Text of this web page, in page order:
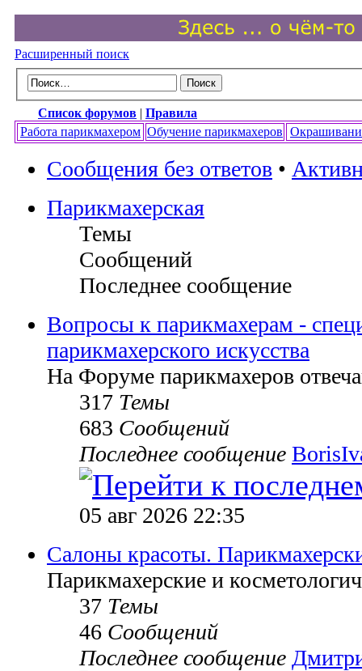
Расширенный поиск
Список форумов | Правила
Работа парикмахером Обучение парикмахеров
Сообщения без ответов •
Парикмахерская
Темы
Сообщений
Последнее сообщение
Вопросы к парикмахерам -
парикмахерского искусства
На Форуме парикмахеров
317 Темы
683 Сообщений
Последнее сообщение
05 авг 2026 22:35
Салоны красоты.
Парикмахерские и
37 Темы
46 Сообщений
Последнее сообщение